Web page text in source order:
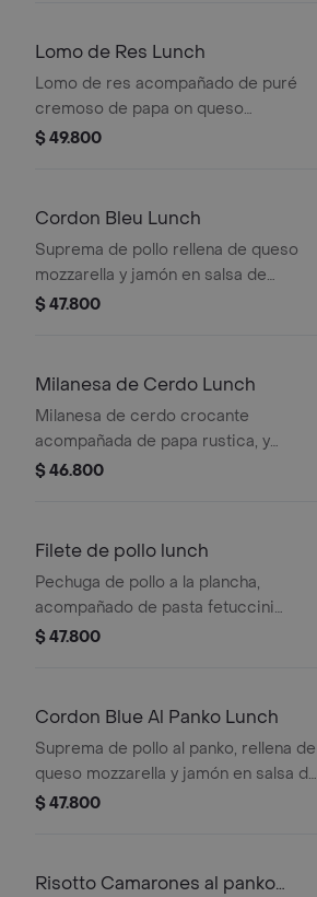
Limonada Natural.
Lomo de Res Lunch
Lomo de res acompañado de puré
cremoso de papa on queso
parmesano y ensalada del huerto con
+ Limonada.
$ 49.800
Cordon Bleu Lunch
Suprema de pollo rellena de queso
mozzarella y jamón en salsa de
champiñones, acompañada depasta
$ 47.800
Milanesa de Cerdo Lunch
Milanesa de cerdo crocante
acompañada de papa rustica, y
ensalada de rugula inglesa, tomate
$ 46.800
Filete de pollo lunch
Pechuga de pollo a la plancha,
acompañado de pasta fetuccini
alfredo y ensalada con tomate cherry,
$ 47.800
Cordon Blue Al Panko Lunch
Suprema de pollo al panko, rellena de
queso mozzarella y jamón en salsa de
mango, acompañada de pasta
$ 47.800
Risotto Camarones al panko